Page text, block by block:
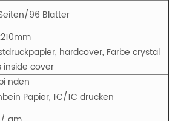
96 Blätter
hardcover, Farbe crystal
inside cover
nden
Papier, 1C/1C drucken